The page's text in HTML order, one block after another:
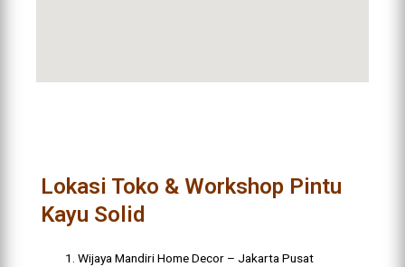
Lokasi Toko & Workshop Pintu
Kayu Solid
Wijaya Mandiri Home Decor – Jakarta Pusat